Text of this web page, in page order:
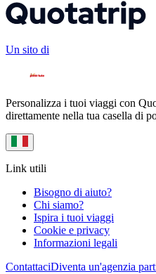
Un sito di
Personalizza i tuoi viaggi con
direttamente nella tua casella di
Link utili
Bisogno di aiuto?
Chi siamo?
Ispira i tuoi viaggi
Cookie e privacy
Informazioni legali
ContattaciDiventa un'agenzia